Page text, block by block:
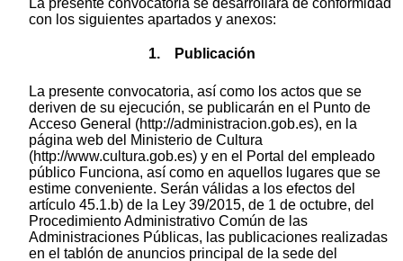
con los siguientes apartados y anexos:
1. Publicación
La presente convocatoria, así como los actos que se
deriven de su ejecución, se publicarán en el Punto de
Acceso General (http://administracion.gob.es), en la
página web del Ministerio de Cultura
(http://www.cultura.gob.es) y en el Portal del empleado
público Funciona, así como en aquellos lugares que se
estime conveniente. Serán válidas a los efectos del
artículo 45.1.b) de la Ley 39/2015, de 1 de octubre, del
Procedimiento Administrativo Común de las
Administraciones Públicas, las publicaciones realizadas
en el tablón de anuncios principal de la sede del